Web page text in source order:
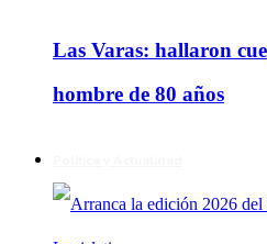
Las Varas: hallaron
hombre de 80 años